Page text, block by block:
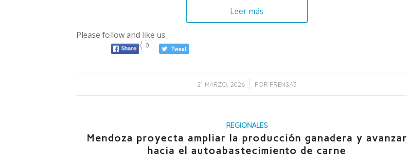
Leer más
Please follow and like us:
0
21 MARZO, 2026
/ POR PRENSA3
REGIONALES
Mendoza proyecta ampliar la producción ganadera y avanzar
hacia el autoabastecimiento de carne